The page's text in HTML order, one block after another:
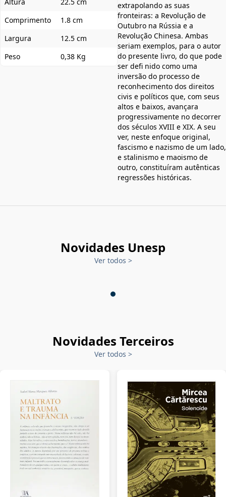
Altura
22.5 cm
Comprimento
1.8 cm
Largura
12.5 cm
Peso
0,38 Kg
extrapolando as suas
fronteiras: a Revolução de
Outubro na Rússia e a
Revolução Chinesa. Ambas
seriam exemplos, para o autor
do presente livro, do que pode
ser defi nido como uma
inversão do processo de
reconhecimento dos direitos
civis e políticos que, com seus
altos e baixos, avançara
progressivamente no decorrer
dos séculos XVIII e XIX. A seu
ver, neste enfoque original,
fascismo e nazismo de um lado,
e stalinismo e maoismo de
outro, constituíram autênticas
regressões históricas.
Novidades Unesp
Ver todos >
Novidades Terceiros
Ver todos >